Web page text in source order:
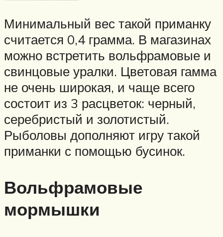
Минимальный вес такой приманку
считается 0,4 грамма. В магазинах
можно встретить вольфрамовые и
свинцовые уралки. Цветовая гамма
не очень широкая, и чаще всего
состоит из 3 расцветок: черный,
серебристый и золотистый.
Рыболовы дополняют игру такой
приманки с помощью бусинок.
Вольфрамовые
мормышки